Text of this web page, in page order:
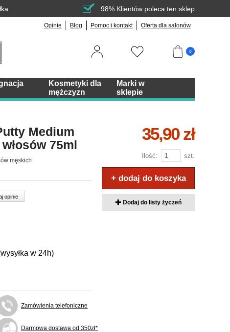
98% Klientów poleca ten sklep
Opinie Blog Pomoc i kontakt Oferta dla salonów
0
Kosmetyki dla
mężczyzn
Marki w
sklepie
Medium
75ml
męskich
opinie
w 24h)
Zamówienia telefoniczne
Darmowa dostawa od 350zł*
35,90 zł
Ilość: szt.
+ dodaj do koszyka
Dodaj do listy życzeń